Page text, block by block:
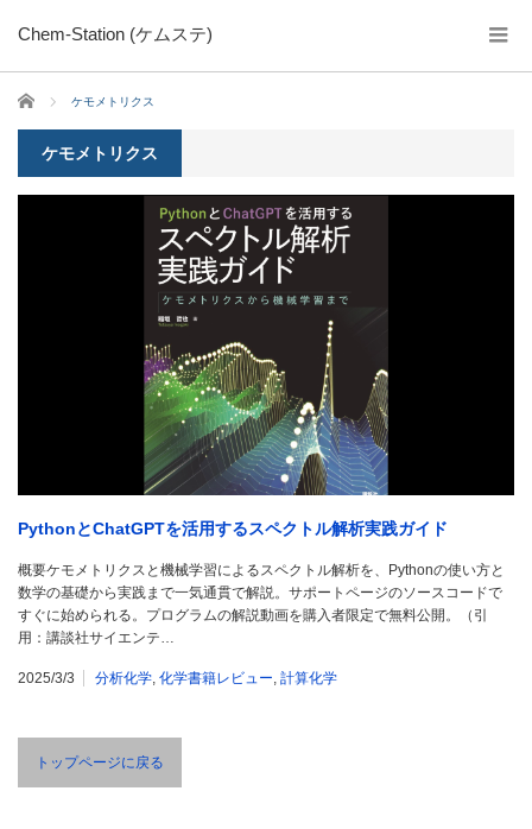
Chem-Station (ケムステ)
ホーム ケモメトリクス
ケモメトリクス
PythonとChatGPTを活用するスペクトル解析実践ガイド
概要ケモメトリクスと機械学習によるスペクトル解析を、Pythonの使い方と
数学の基礎から実践まで一気通貫で解説。サポートページのソースコードで
すぐに始められる。プログラムの解説動画を購入者限定で無料公開。（引
用：講談社サイエンテ…
2025/3/3 分析化学, 化学書籍レビュー, 計算化学
トップページに戻る